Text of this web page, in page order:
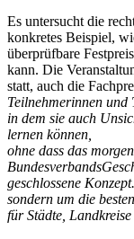
Es untersucht die
konkretes Beispiel,
überprüfbare
kann. Die
statt, auch die
Teilnehmerinnen und
in dem sie auch
lernen können,
ohne dass das
geschlossene
sondern um die
für Städte,